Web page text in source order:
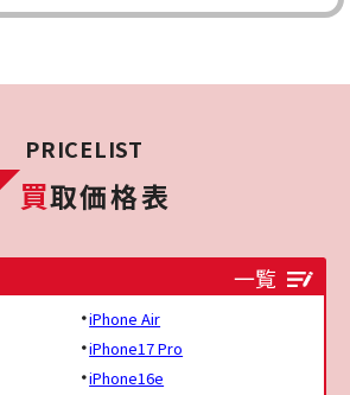
PRICELIST
買取価格表
一覧
iPhone Air
iPhone17 Pro
iPhone16e